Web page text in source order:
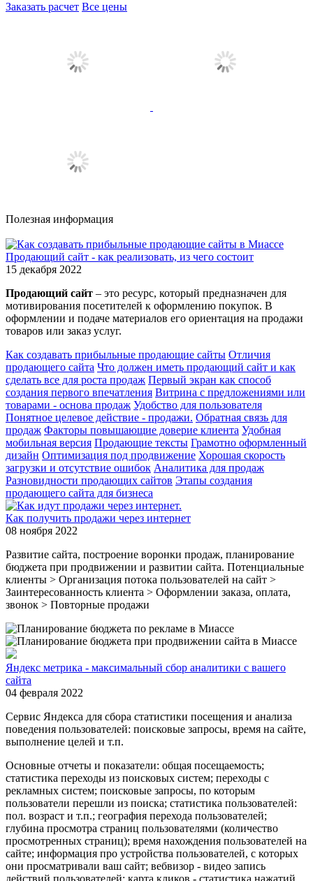
Заказать расчет Все цены
Полезная информация
Продающий сайт - как реализовать, из чего состоит
15 декабря 2022
Продающий сайт – это ресурс, который предназначен для
мотивирования посетителей к оформлению покупок. В
оформлении и подаче материалов его ориентация на продажи
товаров или заказ услуг.
Как создавать прибыльные продающие сайты Отличия
продающего сайта Что должен иметь продающий сайт и как
сделать все для роста продаж Первый экран как способ
создания первого впечатления Витрина с предложениями или
товарами - основа продаж Удобство для пользователя
Понятное целевое действие - продажи. Обратная связь для
продаж Факторы повышающие доверие клиента Удобная
мобильная версия Продающие тексты Грамотно оформленный
дизайн Оптимизация под продвижение Хорошая скорость
загрузки и отсутствие ошибок Аналитика для продаж
Разновидности продающих сайтов Этапы создания
продающего сайта для бизнеса
Как получить продажи через интернет
08 ноября 2022
Развитие сайта, построение воронки продаж, планирование
бюджета при продвижении и развитии сайта. Потенциальные
клиенты > Организация потока пользователей на сайт >
Заинтересованность клиента > Оформлении заказа, оплата,
звонок > Повторные продажи
Яндекс метрика - максимальный сбор аналитики с вашего
сайта
04 февраля 2022
Сервис Яндекса для сбора статистики посещения и анализа
поведения пользователей: поисковые запросы, время на сайте,
выполнение целей и т.п.
Основные отчеты и показатели: общая посещаемость;
статистика переходы из поисковых систем; переходы с
рекламных систем; поисковые запросы, по которым
пользователи перешли из поиска; статистика пользователей:
пол. возраст и т.п.; география перехода пользователей;
глубина просмотра страниц пользователями (количество
просмотренных страниц); время нахождения пользователей на
сайте; информация про устройства пользователей, с которых
они просматривали ваш сайт; вебвизор - видео запись
действий пользователей; карта кликов - статистика нажатий